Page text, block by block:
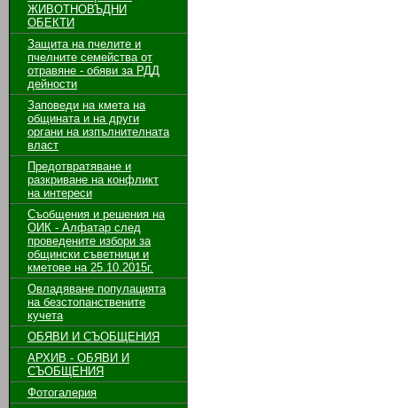
ЖИВОТНОВЪДНИ
ОБЕКТИ
Защита на пчелите и
пчелните семейства от
отравяне - обяви за РДД
дейности
Заповеди на кмета на
общината и на други
органи на изпълнителната
власт
Предотвратяване и
разкриване на конфликт
на интереси
Съобщения и решения на
ОИК - Алфатар след
проведените избори за
общински съветници и
кметове на 25.10.2015г.
Овладяване популацията
на безстопанствените
кучета
ОБЯВИ И СЪОБЩЕНИЯ
АРХИВ - ОБЯВИ И
СЪОБЩЕНИЯ
Фотогалерия